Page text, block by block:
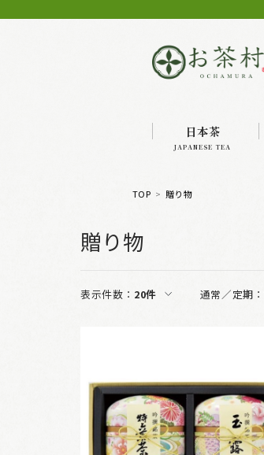
日本茶
JAPANESE TEA
TOP 贈り物
贈り物
表示件数： 20件 通常／定期：